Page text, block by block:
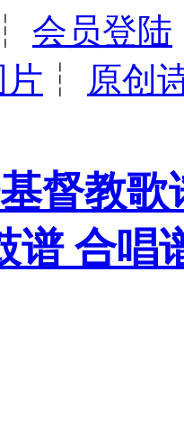
会员登陆
┆ 原创
督教
谱 合唱